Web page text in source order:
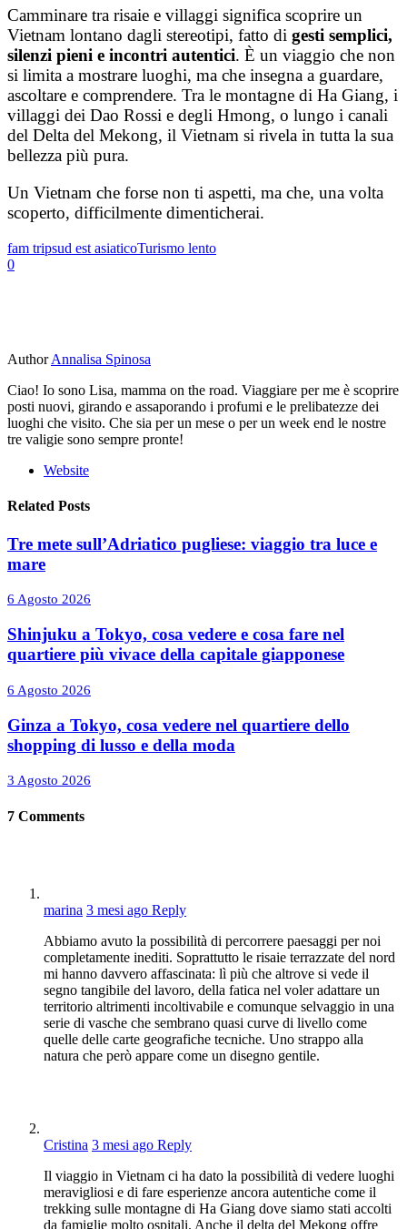
Camminare tra risaie e villaggi significa scoprire un
Vietnam lontano dagli stereotipi, fatto di gesti semplici,
silenzi pieni e incontri autentici. È un viaggio che non
si limita a mostrare luoghi, ma che insegna a guardare,
ascoltare e comprendere. Tra le montagne di Ha Giang, i
villaggi dei Dao Rossi e degli Hmong, o lungo i canali
del Delta del Mekong, il Vietnam si rivela in tutta la sua
bellezza più pura.
Un Vietnam che forse non ti aspetti, ma che, una volta
scoperto, difficilmente dimenticherai.
fam tripsud est asiaticoTurismo lento
0
Author Annalisa Spinosa
Ciao! Io sono Lisa, mamma on the road. Viaggiare per me è scoprire
posti nuovi, girando e assaporando i profumi e le prelibatezze dei
luoghi che visito. Che sia per un mese o per un week end le nostre
tre valigie sono sempre pronte!
Website
Related Posts
Tre mete sull’Adriatico pugliese: viaggio tra luce e
mare
6 Agosto 2026
Shinjuku a Tokyo, cosa vedere e cosa fare nel
quartiere più vivace della capitale giapponese
6 Agosto 2026
Ginza a Tokyo, cosa vedere nel quartiere dello
shopping di lusso e della moda
3 Agosto 2026
7 Comments
marina 3 mesi ago Reply
Abbiamo avuto la possibilità di percorrere paesaggi per noi
completamente inediti. Soprattutto le risaie terrazzate del nord
mi hanno davvero affascinata: lì più che altrove si vede il
segno tangibile del lavoro, della fatica nel voler adattare un
territorio altrimenti incoltivabile e comunque selvaggio in una
serie di vasche che sembrano quasi curve di livello come
quelle delle carte geografiche tecniche. Uno strappo alla
natura che però appare come un disegno gentile.
Cristina 3 mesi ago Reply
Il viaggio in Vietnam ci ha dato la possibilità di vedere luoghi
meravigliosi e di fare esperienze ancora autentiche come il
trekking sulle montagne di Ha Giang dove siamo stati accolti
da famiglie molto ospitali. Anche il delta del Mekong offre